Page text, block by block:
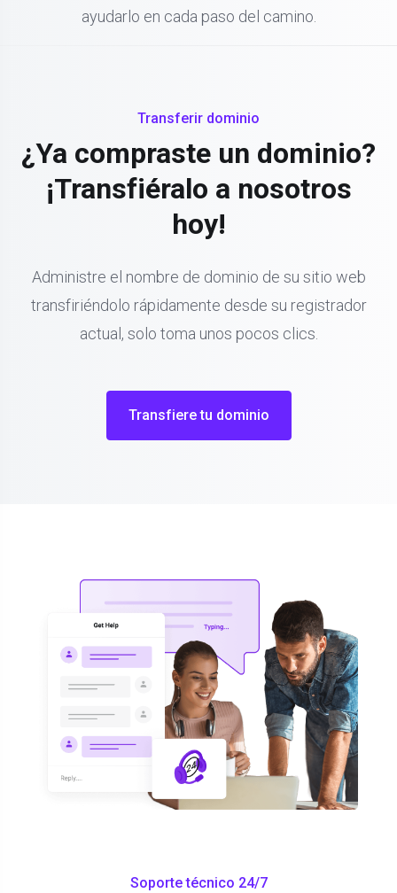
ayudarlo en cada paso del camino.
Transferir dominio
¿Ya compraste un dominio?
¡Transfiéralo a nosotros
hoy!
Administre el nombre de dominio de su sitio web
transfiriéndolo rápidamente desde su registrador
actual, solo toma unos pocos clics.
Transfiere tu dominio
Soporte técnico 24/7